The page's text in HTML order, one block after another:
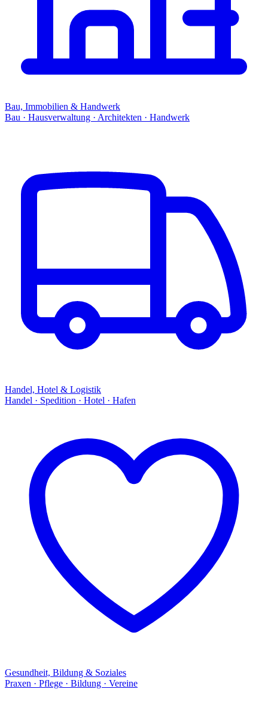
Bau, Immobilien & Handwerk
Bau · Hausverwaltung · Architekten · Handwerk
Handel, Hotel & Logistik
Handel · Spedition · Hotel · Hafen
Gesundheit, Bildung & Soziales
Praxen · Pflege · Bildung · Vereine